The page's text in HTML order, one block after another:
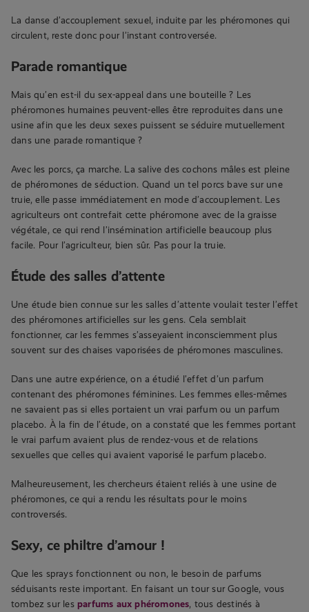
La danse d’accouplement sexuel, induite par les phéromones qui
circulent, reste donc pour l’instant controversée.
Parade romantique
Mais qu’en est-il du sex-appeal dans une bouteille ? Les
phéromones humaines peuvent-elles être reproduites dans une
usine afin que les deux sexes puissent se séduire mutuellement
dans une parade romantique ?
Avec les porcs, ça marche. La salive des cochons mâles est pleine
de phéromones de séduction. Quand un tel porcs bave sur une
truie, elle passe immédiatement en mode d’accouplement. Les
agriculteurs ont contrefait cette phéromone avec de la graisse
végétale, ce qui rend l’insémination artificielle beaucoup plus
facile. Pour l’agriculteur, bien sûr. Pas pour la truie.
Étude des salles d’attente
Une étude bien connue sur les salles d’attente voulait tester l’effet
des phéromones artificielles sur les gens. Cela semblait
fonctionner, car les femmes s’asseyaient inconsciemment plus
souvent sur des chaises vaporisées de phéromones masculines.
Dans une autre expérience, on a étudié l’effet d’un parfum
contenant des phéromones féminines. Les femmes elles-mêmes
ne savaient pas si elles portaient un vrai parfum ou un parfum
placebo. À la fin de l’étude, on a constaté que les femmes portant
le vrai parfum avaient plus de rendez-vous et de relations
sexuelles que celles qui avaient vaporisé le parfum placebo.
Malheureusement, les chercheurs étaient reliés à une usine de
phéromones, ce qui a rendu les résultats pour le moins
controversés.
Sexy, ce philtre d’amour !
Que les sprays fonctionnent ou non, le besoin de parfums
séduisants reste important. En faisant un tour sur Google, vous
tombez sur les parfums aux phéromones, tous destinés à